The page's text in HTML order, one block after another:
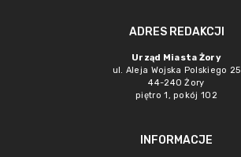
ADRES REDAKCJI
Urząd Miasta Żory
ul. Aleja Wojska Polskiego 25
44-240 Żory
piętro 1, pokój 102
INFORMACJE